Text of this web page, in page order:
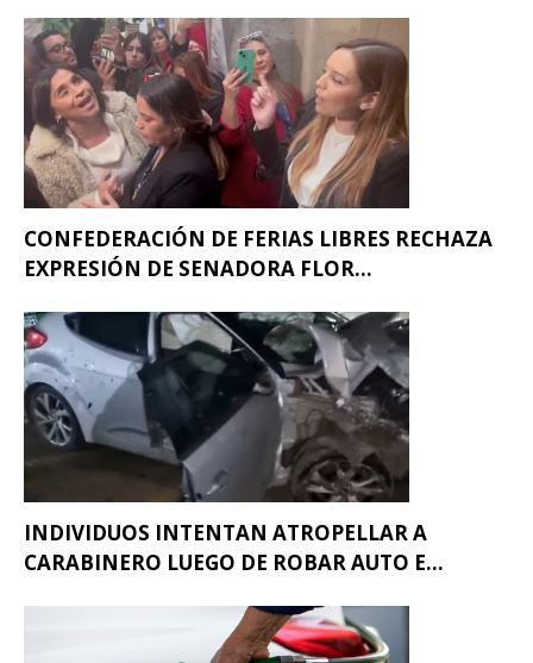
CONFEDERACIÓN DE FERIAS LIBRES RECHAZA
EXPRESIÓN DE SENADORA FLOR...
INDIVIDUOS INTENTAN ATROPELLAR A
CARABINERO LUEGO DE ROBAR AUTO E...